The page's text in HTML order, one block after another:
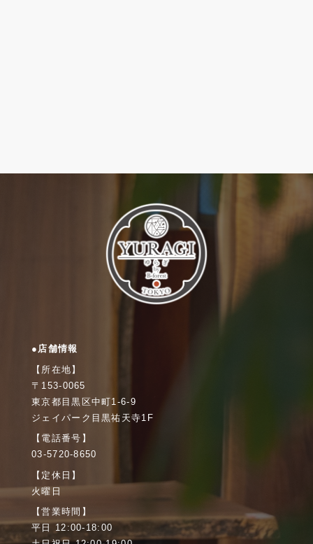
●店舗情報
【所在地】
〒153-0065
東京都目黒区中町1-6-9
ジェイパーク目黒祐天寺1F
【電話番号】
03-5720-8650
【定休日】
火曜日
【営業時間】
平日 12:00-18:00